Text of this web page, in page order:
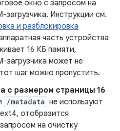
окно с запросом на
загрузчика. Инструкции см.
и разблокировка
часть устройства
16 КБ памяти,
загрузчика может не
шаг можно пропустить.
с размером страницы 16
/metadata не используют
отобразится
на очистку